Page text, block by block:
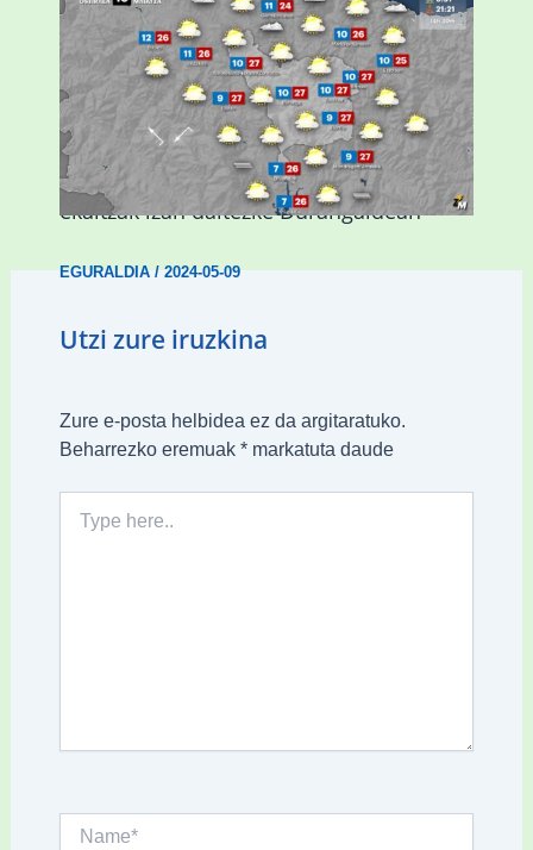
Asteburuan 25 gradu baino gehiago eta
ekaitzak izan daitezke Durangaldean
EGURALDIA/2024-05-09
Utzi zure iruzkina
Zure e-posta helbidea ez da argitaratuko.
Beharrezko eremuak *markatuta daude
here..